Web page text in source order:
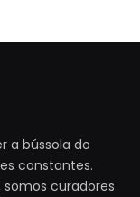
a bússola do
constantes.
curadores